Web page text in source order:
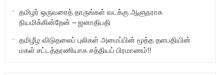
தமிழர் ஒருவரைத் தாருங்கள் வடக்கு ஆளுநராக
நியமிக்கின்றேன் – ஜனாதிபதி
தமிழீழ விடுதலைப் புலிகள் அமைப்பின் மூத்த தளபதியின்
மகள் சட்டத்தரணியாக சத்தியப் பிரமாணம்!!